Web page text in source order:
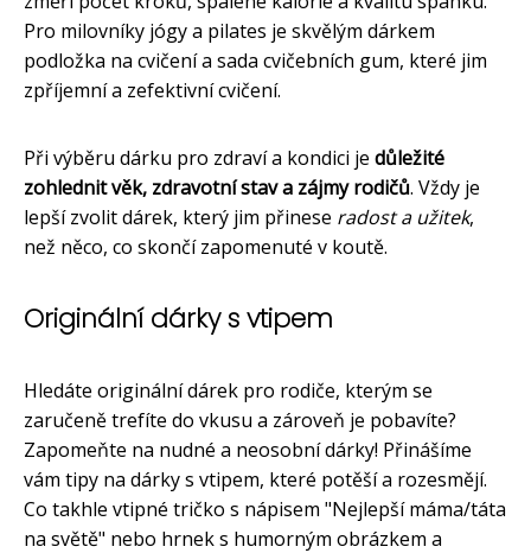
Pro milovníky jógy a pilates je skvělým dárkem
podložka na cvičení a sada cvičebních gum, které jim
zpříjemní a zefektivní cvičení.
Při výběru dárku pro zdraví a kondici je důležité
zohlednit věk, zdravotní stav a zájmy rodičů. Vždy je
lepší zvolit dárek, který jim přinese radost a užitek,
než něco, co skončí zapomenuté v koutě.
Originální dárky s vtipem
Hledáte originální dárek pro rodiče, kterým se
zaručeně trefíte do vkusu a zároveň je pobavíte?
Zapomeňte na nudné a neosobní dárky! Přinášíme
vám tipy na dárky s vtipem, které potěší a rozesmějí.
Co takhle vtipné tričko s nápisem "Nejlepší máma/táta
na světě" nebo hrnek s humorným obrázkem a